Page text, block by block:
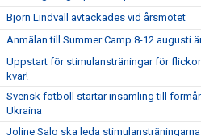
Björn Lindvall avtackades vid årsmötet
Anmälan till Summer Camp 8-12 augusti
Uppstart för stimulansträningar för
kvar!
Svensk fotboll startar insamling till
Ukraina
Joline Salo ska leda